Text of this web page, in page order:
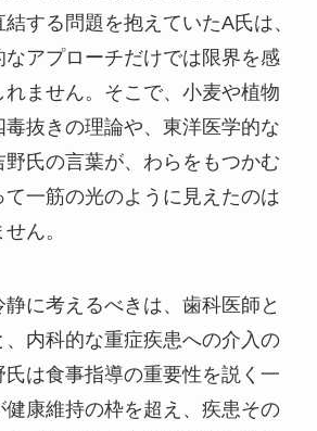
する問題を抱えていたA氏は、
アプローチだけでは限界を感
れません。そこで、小麦や植物
抜きの理論や、東洋医学的な
氏の言葉が、わらをもつかむ
一筋の光のように見えたのは
ん。
静に考えるべきは、歯科医師と
、内科的な重症疾患への介入の
は食事指導の重要性を説く一
康維持の枠を超え、疾患その